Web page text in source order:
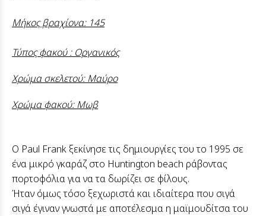
Μήκος βραχίονα: 145
Τύπος φακού : Οργανικός
Χρώμα σκελετού: Μαύρο
Χρώμα φακού: Μωβ
Ο Paul Frank ξεκίνησε τις δημιουργίες του το 1995 σε
ένα μικρό γκαράζ στο Huntington beach ράβοντας
πορτοφόλια για να τα δωρίζει σε φίλους.
Ήταν όμως τόσο ξεχωριστά και ιδιαίτερα που σιγά
σιγά έγιναν γνωστά με αποτέλεσμα η μαϊμουδίτσα του